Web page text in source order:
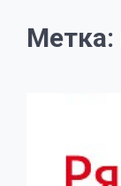
Метка: